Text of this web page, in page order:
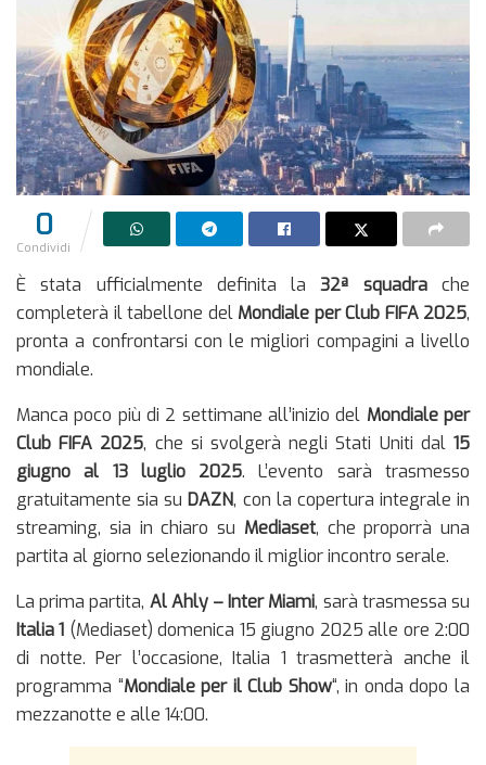
0
Condividi
È stata ufficialmente definita la 32ª squadrache
completerà il tabellone del Mondiale per Club FIFA 2025,
pronta a confrontarsi con le migliori compagini a livello
mondiale.
Manca poco più di 2 settimane all’inizio del Mondiale per
Club FIFA 2025, che si svolgerà negli Stati Uniti dal15
giugno al 13 luglio 2025. L’evento sarà trasmesso
gratuitamente sia suDAZN, con la copertura integrale in
streaming, sia in chiaro su Mediaset, che proporrà una
partita al giorno selezionando il miglior incontro serale.
La prima partita, Al Ahly – Inter Miami, sarà trasmessa su
Italia 1 (Mediaset) domenica 15 giugno 2025 alle ore 2:00
di notte. Per l’occasione, Italia 1 trasmetterà anche il
programma “Mondiale per il Club Show“, in onda dopo la
mezzanotte e alle 14:00.